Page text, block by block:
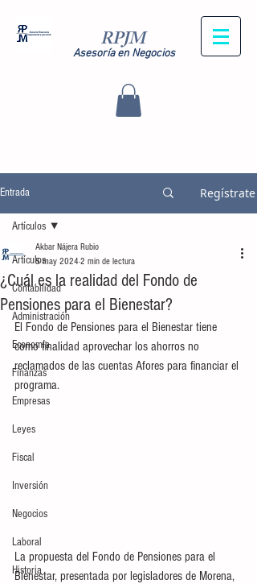
RPJM
Asesoría en Negocios
Entrada Regístrate
Artículos
Contabilidad
Administración
Economía
Finanzas
Empresas
Leyes
Fiscal
Inversión
Negocios
Laboral
Historia
Artículos
¿Cuál es la realidad del Fondo de
Pensiones para el Bienestar?
Akbar Nájera Rubio
5 may 2024 2 min de lectura
El Fondo de Pensiones para el Bienestar tiene
como finalidad aprovechar los ahorros no
reclamados de las cuentas Afores para financiar el
programa.
La propuesta del Fondo de Pensiones para el
Bienestar, presentada por legisladores de Morena,